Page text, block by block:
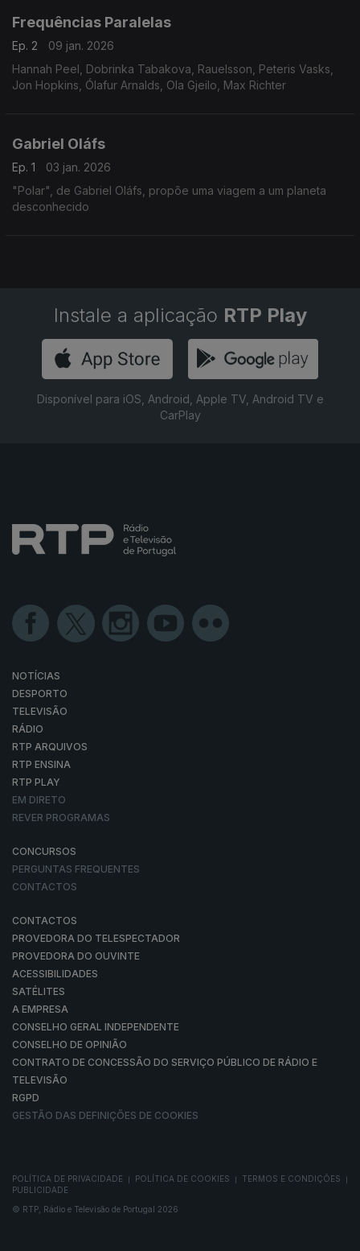
Frequências Paralelas
Ep. 2
09 jan. 2026
Hannah Peel, Dobrinka Tabakova, Rauelsson, Peteris Vasks,
Jon Hopkins, Ólafur Arnalds, Ola Gjeilo, Max Richter
Gabriel Oláfs
Ep. 1
03 jan. 2026
"Polar", de Gabriel Oláfs, propõe uma viagem a um planeta
desconhecido
Instale a aplicação RTP Play
Disponível para iOS, Android, Apple TV, Android TV e
CarPlay
NOTÍCIAS
DESPORTO
TELEVISÃO
RÁDIO
RTP ARQUIVOS
RTP ENSINA
RTP PLAY
EM DIRETO
REVER PROGRAMAS
CONCURSOS
PERGUNTAS FREQUENTES
CONTACTOS
CONTACTOS
PROVEDORA DO TELESPECTADOR
PROVEDORA DO OUVINTE
ACESSIBILIDADES
SATÉLITES
A EMPRESA
CONSELHO GERAL INDEPENDENTE
CONSELHO DE OPINIÃO
CONTRATO DE CONCESSÃO DO SERVIÇO PÚBLICO DE RÁDIO E
TELEVISÃO
RGPD
GESTÃO DAS DEFINIÇÕES DE COOKIES
POLÍTICA DE PRIVACIDADE POLÍTICA DE COOKIES TERMOS E CONDIÇÕES
PUBLICIDADE
© RTP, Rádio e Televisão de Portugal 2026